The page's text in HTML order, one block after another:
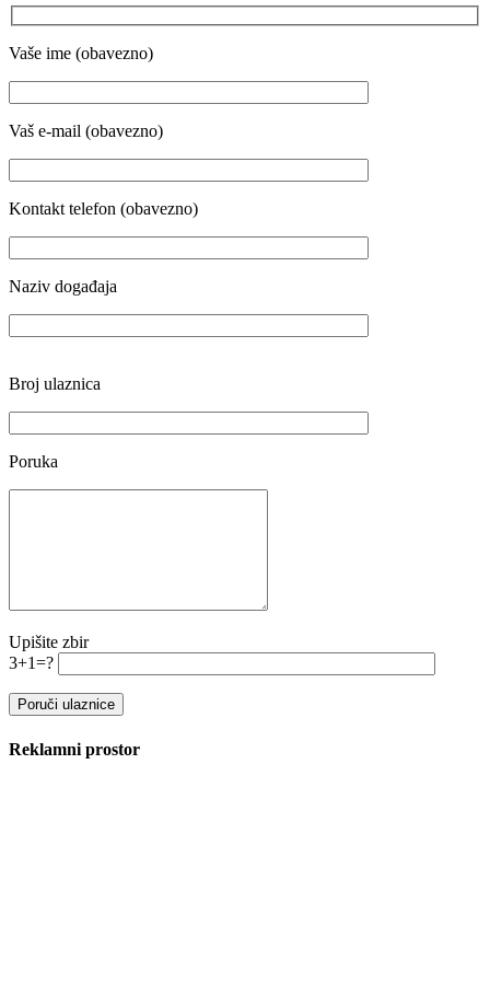
Vaše ime (obavezno)
Vaš e-mail (obavezno)
Kontakt telefon (obavezno)
Naziv događaja
Broj ulaznica
Poruka
Upišite zbir
3+1=?
Reklamni prostor